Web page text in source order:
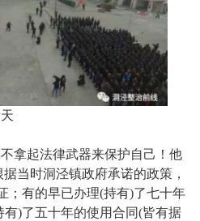
起法律武器来保护自己！他
当时洞泾镇政府承诺的政策，
；有的早已办理(持有)了七十年
)了五十年的使用合同(皆有据